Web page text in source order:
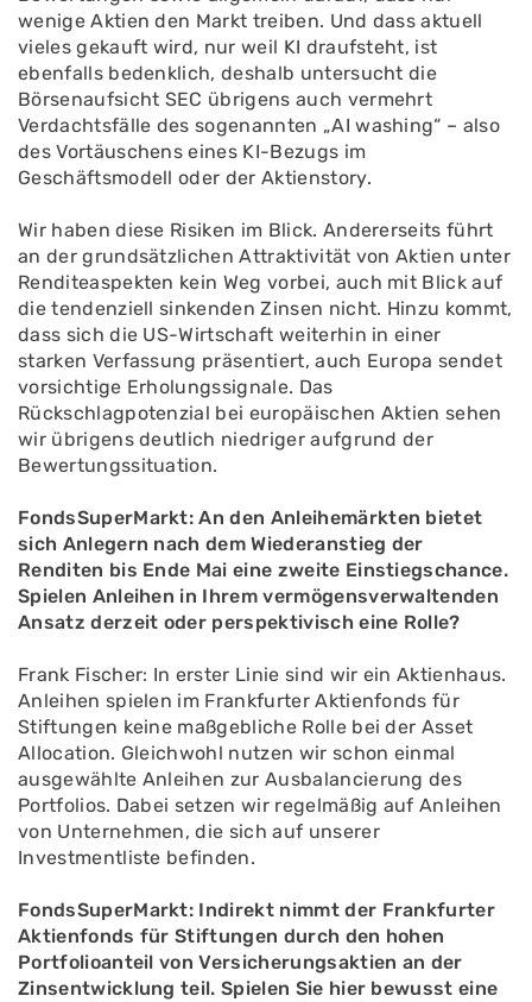
wenige Aktien den Markt treiben. Und dass aktuell
vieles gekauft wird, nur weil KI draufsteht, ist
ebenfalls bedenklich, deshalb untersucht die
Börsenaufsicht SEC übrigens auch vermehrt
Verdachtsfälle des sogenannten „AI washing“ – also
des Vortäuschens eines KI-Bezugs im
Geschäftsmodell oder der Aktienstory.
Wir haben diese Risiken im Blick. Andererseits führt
an der grundsätzlichen Attraktivität von Aktien unter
Renditeaspekten kein Weg vorbei, auch mit Blick auf
die tendenziell sinkenden Zinsen nicht. Hinzu kommt,
dass sich die US-Wirtschaft weiterhin in einer
starken Verfassung präsentiert, auch Europa sendet
vorsichtige Erholungssignale. Das
Rückschlagpotenzial bei europäischen Aktien sehen
wir übrigens deutlich niedriger aufgrund der
Bewertungssituation.
FondsSuperMarkt: An den Anleihemärkten bietet
sich Anlegern nach dem Wiederanstieg der
Renditen bis Ende Mai eine zweite Einstiegschance.
Spielen Anleihen in Ihrem vermögensverwaltenden
Ansatz derzeit oder perspektivisch eine Rolle?
Frank Fischer: In erster Linie sind wir ein Aktienhaus.
Anleihen spielen im Frankfurter Aktienfonds für
Stiftungen keine maßgebliche Rolle bei der Asset
Allocation. Gleichwohl nutzen wir schon einmal
ausgewählte Anleihen zur Ausbalancierung des
Portfolios. Dabei setzen wir regelmäßig auf Anleihen
von Unternehmen, die sich auf unserer
Investmentliste befinden.
FondsSuperMarkt: Indirekt nimmt der Frankfurter
Aktienfonds für Stiftungen durch den hohen
Portfolioanteil von Versicherungsaktien an der
Zinsentwicklung teil. Spielen Sie hier bewusst eine